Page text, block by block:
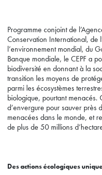
Programme conjoint de
Conservation International, de
l’environnement mondial, du
Banque mondiale, le CEPF a
biodiversité en donnant à la
transition les moyens de
parmi les écosystèmes
biologique, pourtant menacés.
d’envergure pour sauver près
menacées dans le monde, et
de plus de 50 millions
Des actions écologiques